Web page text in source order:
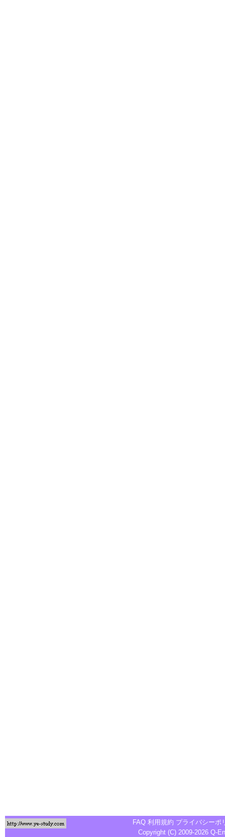
FAQ 利用規約 プライバシーポ
Copyright (C) 2009-2026 Q-